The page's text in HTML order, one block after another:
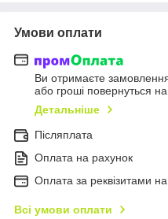
Умови оплати
Ви отримаєте
або гроші повернуться
Детальніше
Післяплата
Оплата на рахунок
Оплата за реквізитами
Всі умови оплати